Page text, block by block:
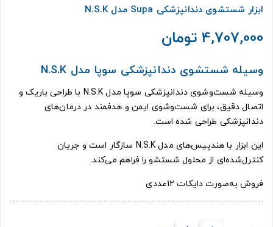
ابزار شستشوی دندانپزشکی Supa مدل N.S.K
4,707,000 تومان
وسیله شستشوی دندانپزشکی سوپا مدل N.S.K
وسیله شست‌وشوی دندانپزشکی سوپا مدل N.S.K با طراحی باریک و
اتصال دقیق، برای شست‌وشوی ایمن و هدفمند در درمان‌های
دندانپزشکی طراحی شده است.
این ابزار با هندپیس‌های مدل N.S.K سازگار است و جریان
کنترل‌شده‌ای از محلول شستشو را فراهم می‌کند.
فروش به‌صورت دایکات 12عددی